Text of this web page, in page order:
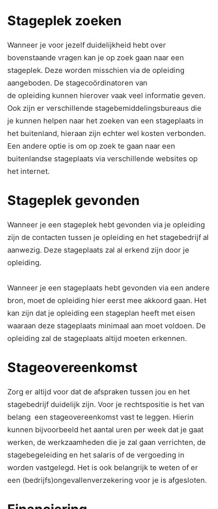
Stageplek zoeken
Wanneer je voor jezelf duidelijkheid hebt over
bovenstaande vragen kan je op zoek gaan naar een
stageplek. Deze worden misschien via de opleiding
aangeboden. De stagecoördinatoren van
de opleiding kunnen hierover vaak veel informatie geven.
Ook zijn er verschillende stagebemiddelingsbureaus die
je kunnen helpen naar het zoeken van een stageplaats in
het buitenland, hieraan zijn echter wel kosten verbonden.
Een andere optie is om op zoek te gaan naar een
buitenlandse stageplaats via verschillende websites op
het internet.
Stageplek gevonden
Wanneer je een stageplek hebt gevonden via je opleiding
zijn de contacten tussen je opleiding en het stagebedrijf al
aanwezig. Deze stageplaats zal al erkend zijn door je
opleiding.
Wanneer je een stageplaats hebt gevonden via een andere
bron, moet de opleiding hier eerst mee akkoord gaan. Het
kan zijn dat je opleiding een stageplan heeft met eisen
waaraan deze stageplaats minimaal aan moet voldoen. De
opleiding zal de stageplaats altijd moeten erkennen.
Stageovereenkomst
Zorg er altijd voor dat de afspraken tussen jou en het
stagebedrijf duidelijk zijn. Voor je rechtspositie is het van
belang een stageovereenkomst vast te leggen. Hierin
kunnen bijvoorbeeld het aantal uren per week dat je gaat
werken, de werkzaamheden die je zal gaan verrichten, de
stagebegeleiding en het salaris of de vergoeding in
worden vastgelegd. Het is ook belangrijk te weten of er
een (bedrijfs)ongevallenverzekering voor je is afgesloten.